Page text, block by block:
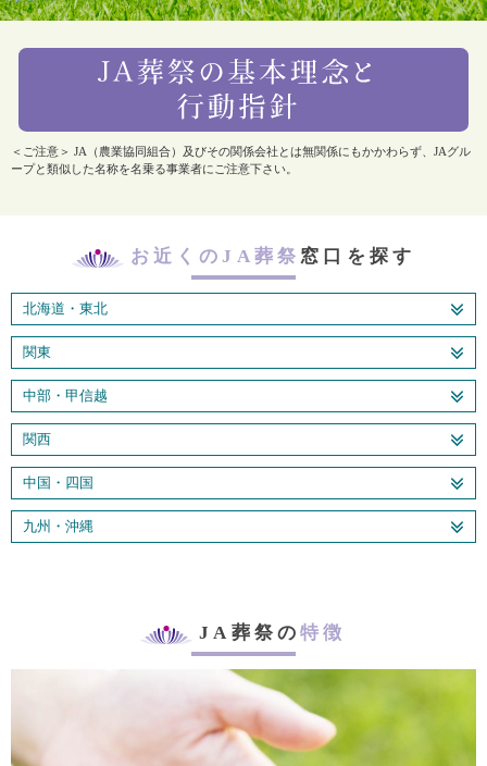
＜ご注意＞ JA（農業協同組合）及びその関係会社とは無関係にもかかわらず、JAグル
ープと類似した名称を名乗る事業者にご注意下さい。
お近くのJA葬祭 窓口を探す
北海道・東北
関東
中部・甲信越
関西
中国・四国
九州・沖縄
JA葬祭の特徴